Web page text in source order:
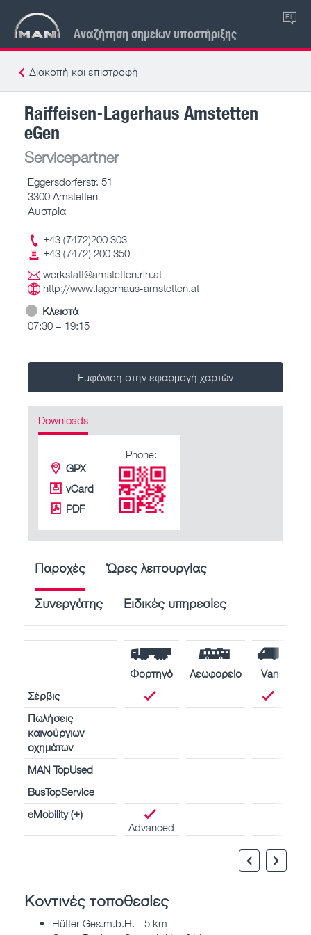
Αναζήτηση σημείων υποστήριξης
EL
Διακοπή και επιστροφή
Raiffeisen-Lagerhaus Amstetten
eGen
Servicepartner
Eggersdorferstr. 51
3300 Amstetten
Αυστρία
+43 (7472)200 303
+43 (7472) 200 350
werkstatt@amstetten.rlh.at
http://www.lagerhaus-amstetten.at
Κλειστά
07:30 – 19:15
Εμφάνιση στην εφαρμογή χαρτών
Downloads
GPX
vCard
PDF
Phone:
Παροχές Ώρες λειτουργίας
Συνεργάτης Ειδικές υπηρεσίες
Φορτηγό Λεωφορείο
Van
Σέρβις
Πωλήσεις
καινούργιων
οχημάτων
MAN TopUsed
BusTopService
eMobility (+)
Advanced
Κοντινές τοποθεσίες
Hütter Ges.m.b.H. - 5 km